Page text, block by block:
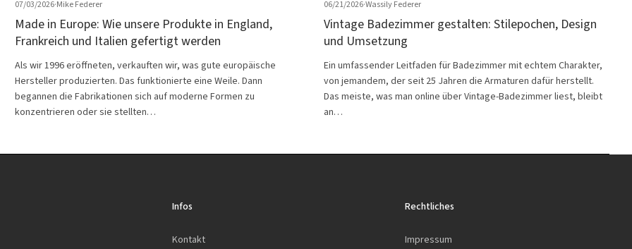
07/03/2026·Mike Federer
Made in Europe: Wie unsere Produkte in England,
Frankreich und Italien gefertigt werden
Als wir 1996 eröffneten, verkauften wir, was gute europäische
Hersteller produzierten. Das funktionierte eine Weile. Dann
begannen die Fabrikationen sich auf moderne Formen zu
konzentrieren oder sie stellten…
06/21/2026·Wassily Federer
Vintage Badezimmer gestalten: Stilepochen, Design
und Umsetzung
Ein umfassender Leitfaden für Badezimmer mit echtem Charakter,
von jemandem, der seit 25 Jahren die Armaturen dafür herstellt.
Das meiste, was man online über Vintage-Badezimmer liest, bleibt
an…
Infos
Kontakt
Rechtliches
Impressum